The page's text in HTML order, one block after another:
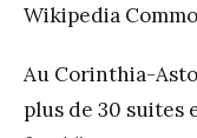
Wikipedia
Au Corinthia-
plus de 30 suites